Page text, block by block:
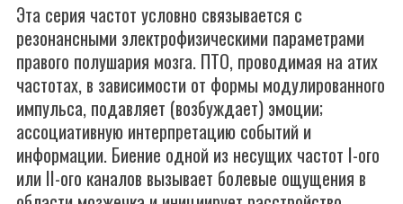
Эта серия частот условно связывается с
резонансными электрофизическими параметрами
правого полушария мозга. ПТО, проводимая на атих
частотах, в зависимости от формы модулированного
импульса, подавляет (возбуждает) эмоции;
ассоциативную интерпретацию событий и
информации. Биение одной из несущих частот I-ого
или II-ого каналов вызывает болевые ощущения в